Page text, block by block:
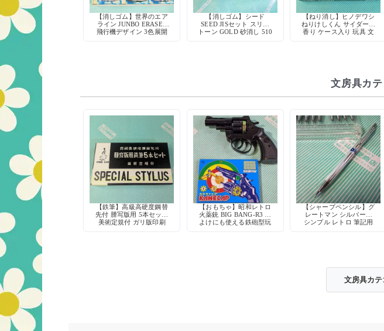
【消しゴム】世界のエア
ライン JUNBO ERASER
飛行機デザイン 3色展開
【消しゴム】シード
SEED JISセット スリー
トーン GOLD 砂消し 510
【ねり消し】ヒノデワシ
ねりけしくん サイダーの
香り ケース入り 玩具 文
文房具カ
【鉄筆】高級高硬度鋼替
先付 謄写版用 5本セット
美術定規付 ガリ版印刷
【おもちゃ】昭和レトロ
火薬銃 BIG BANG-R3 熊
よけにも使える鉄砲型玩
【シャープペンシル】グ
レートマン シルバー軸
シンプル レトロ 筆記用
文房具カ